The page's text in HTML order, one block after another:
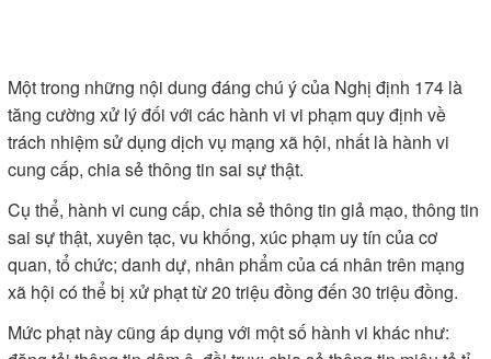
Một trong những nội dung đáng chú ý của Nghị định 174 là
tăng cường xử lý đối với các hành vi vi phạm quy định về
trách nhiệm sử dụng dịch vụ mạng xã hội, nhất là hành vi
cung cấp, chia sẻ thông tin sai sự thật.
Cụ thể, hành vi cung cấp, chia sẻ thông tin giả mạo, thông tin
sai sự thật, xuyên tạc, vu khống, xúc phạm uy tín của cơ
quan, tổ chức; danh dự, nhân phẩm của cá nhân trên mạng
xã hội có thể bị xử phạt từ 20 triệu đồng đến 30 triệu đồng.
Mức phạt này cũng áp dụng với một số hành vi khác như: